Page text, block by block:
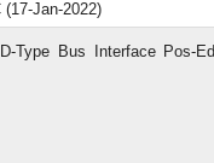
(17-Jan-2022)
Type Bus Interface Pos-